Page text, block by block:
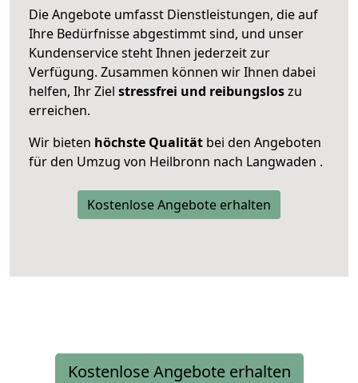
Die Angebote umfasst Dienstleistungen, die auf
Ihre Bedürfnisse abgestimmt sind, und unser
Kundenservice steht Ihnen jederzeit zur
Verfügung. Zusammen können wir Ihnen dabei
helfen, Ihr Ziel stressfrei und reibungsloszu
erreichen.
Wir bieten höchste Qualität bei den Angeboten
für den Umzug von Heilbronn nach Langwaden .
Kostenlose Angebote erhalten
Kostenlose Angebote erhalten